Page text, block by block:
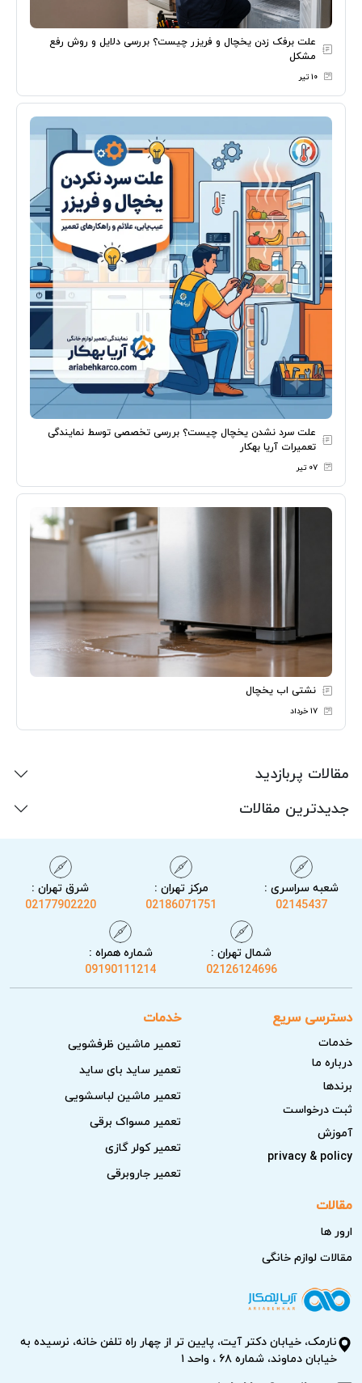
علت برفک زدن یخچال و فریزر چیست؟ بررسی دلایل و روش رفع
مشکل
۱۰ تیر
علت سرد نشدن یخچال چیست؟ بررسی تخصصی توسط نمایندگی
تعمیرات آریا بهکار
۰۷ تیر
نشتی اب یخچال
۱۷ خرداد
مقالات پربازدید
جدیدترین مقالات
شعبه سراسری :
02145437
مرکز تهران :
02186071751
شرق تهران :
02177902220
شمال تهران :
02126124696
شماره همراه :
09190111214
دسترسی سریع
خدمات
درباره ما
برندها
ثبت درخواست
آموزش
privacy & policy
خدمات
تعمیر ماشین ظرفشویی
تعمیر ساید بای ساید
تعمیر ماشین لباسشویی
تعمیر مسواک برقی
تعمیر کولر گازی
تعمیر جاروبرقی
مقالات
ارور ها
مقالات لوازم خانگی
نارمک، خیابان دکتر آیت، پایین تر از چهار راه تلفن خانه، نرسیده به
خیابان دماوند، شماره ۶۸ ، واحد ۱